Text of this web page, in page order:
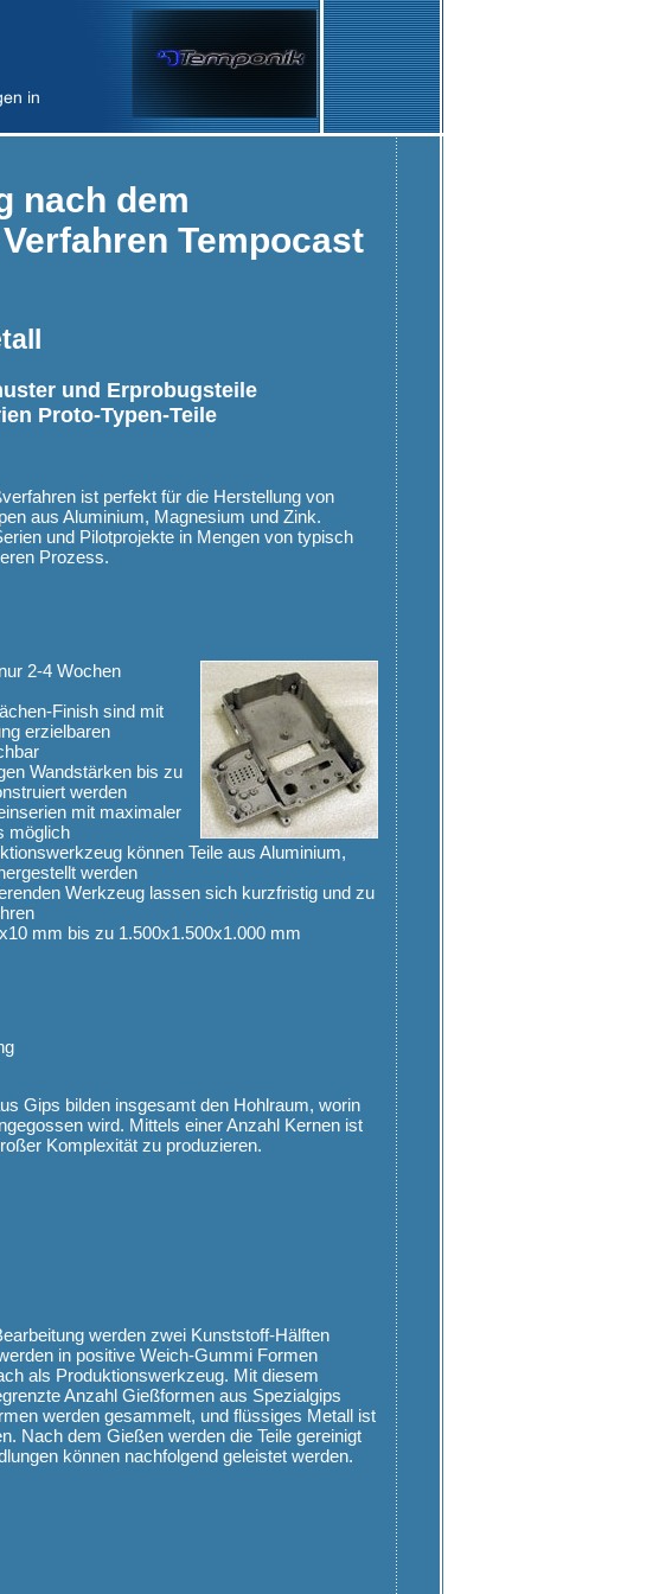
nach dem
Tempocast
und Erprobugsteile
Proto-Typen-Teile
ist perfekt für die Herstellung von
aus Aluminium, Magnesium und Zink.
und Pilotprojekte in Mengen von typisch
Prozess.
2-4 Wochen
Finish sind mit
erzielbaren
Wandstärken bis zu
werden
mit maximaler
möglich
können Teile aus Aluminium,
werden
Werkzeug lassen sich kurzfristig und zu
mm bis zu 1.500x1.500x1.000 mm
Gips bilden insgesamt den Hohlraum, worin
wird. Mittels einer Anzahl Kernen ist
Komplexität zu produzieren.
werden zwei Kunststoff-Hälften
in positive Weich-Gummi Formen
als Produktionswerkzeug. Mit diesem
Anzahl Gießformen aus Spezialgips
werden gesammelt, und flüssiges Metall ist
Nach dem Gießen werden die Teile gereinigt
können nachfolgend geleistet werden.